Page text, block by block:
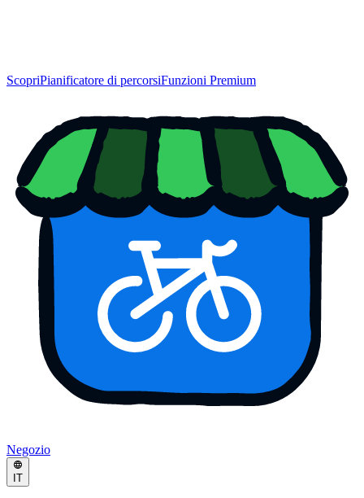
ScopriPianificatore di percorsiFunzioni Premium
Negozio
IT